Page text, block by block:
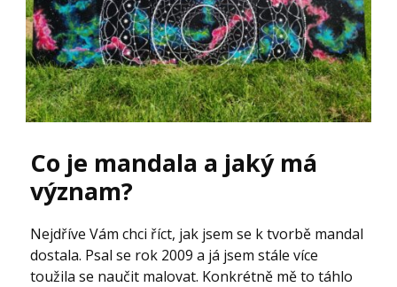
Co je mandala a jaký má
význam?
Nejdříve Vám chci říct, jak jsem se k tvorbě mandal
dostala. Psal se rok 2009 a já jsem stále více
toužila se naučit malovat. Konkrétně mě to táhlo